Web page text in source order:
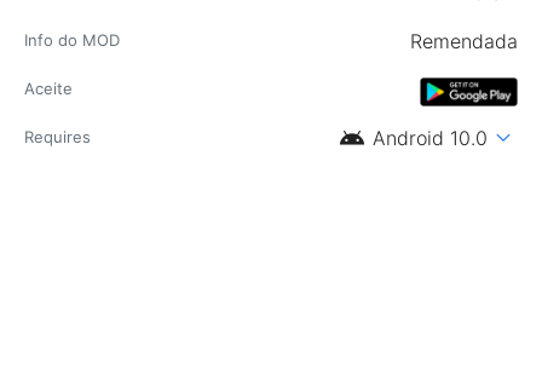
Info do MOD Remendada
Aceite
Requires android Android 10.0 expand_more